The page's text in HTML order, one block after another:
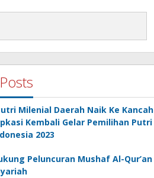
Milenial Daerah Naik Ke Kancah
Kembali Gelar Pemilihan Putri
2023
Peluncuran Mushaf Al-Qur’an